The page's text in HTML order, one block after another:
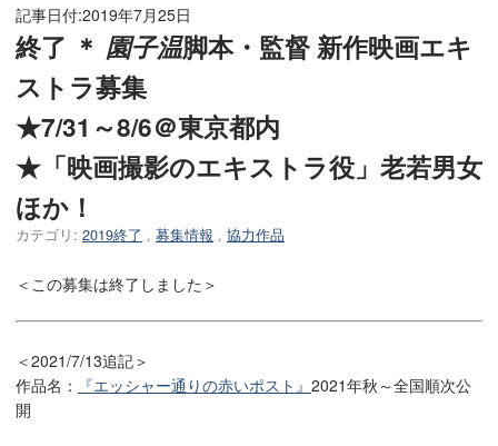
記事日付:2019年7月25日
終了 ＊ 園子温脚本・監督 新作映画エキ
ストラ募集
★7/31～8/6＠東京都内
★「映画撮影のエキストラ役」老若男女
ほか！
カテゴリ: 2019終了 , 募集情報 , 協力作品
＜この募集は終了しました＞
＜2021/7/13追記＞
作品名：
『エッシャー通りの赤いポスト』 2021年秋～全国順次公
開